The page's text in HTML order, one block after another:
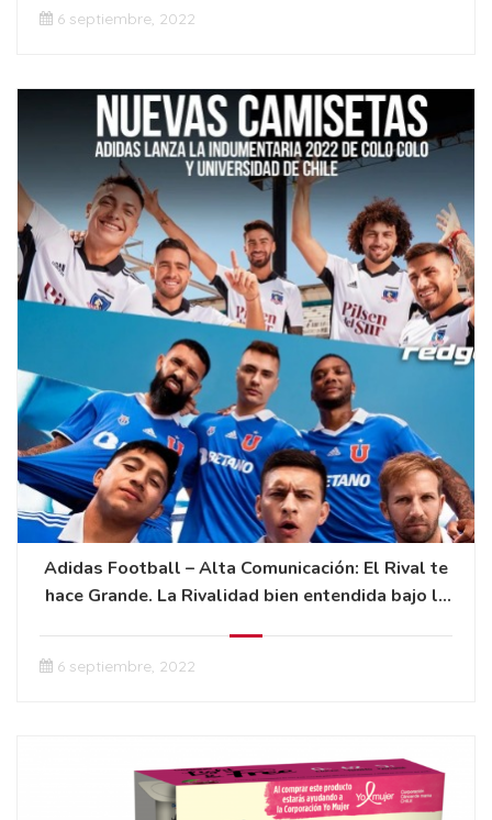
6 septiembre, 2022
Adidas Football – Alta Comunicación: El Rival te
hace Grande. La Rivalidad bien entendida bajo la
6 septiembre, 2022